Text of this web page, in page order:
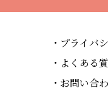
プライバ
よくある
お問い合